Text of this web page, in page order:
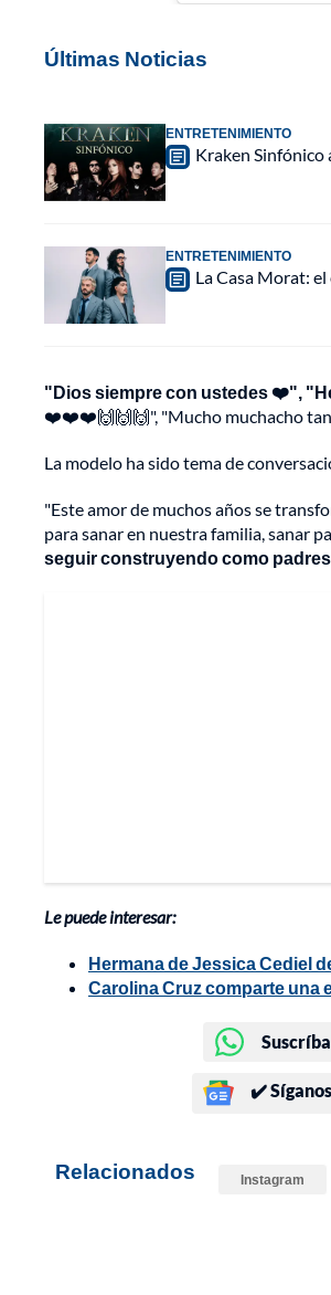
Últimas Noticias
ENTRETENIMIENTO
Kraken Sinfónico
ENTRETENIMIENTO
La Casa Morat:
"Dios siempre con ustedes ❤️",
❤️❤️❤️🙌🙌🙌", "Mucho muchacho tan
La modelo ha sido tema de
"Este amor de muchos años se
para sanar en nuestra familia, sanar
seguir construyendo como
Le puede interesar:
Hermana de Jessica Cediel
Carolina Cruz comparte una
✔️
Relacionados Instagram